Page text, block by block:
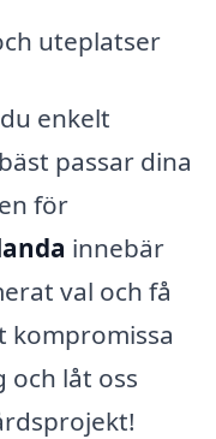
uteplatser
enkelt
passar dina
för
innebär
val och få
kompromissa
och låt oss